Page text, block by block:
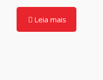
Leia mais